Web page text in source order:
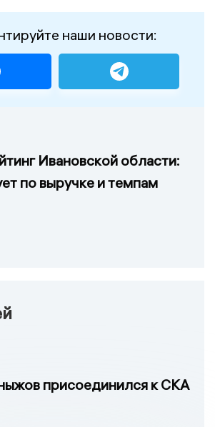
наши новости:
Ивановской области:
по выручке и темпам
присоединился к СКА